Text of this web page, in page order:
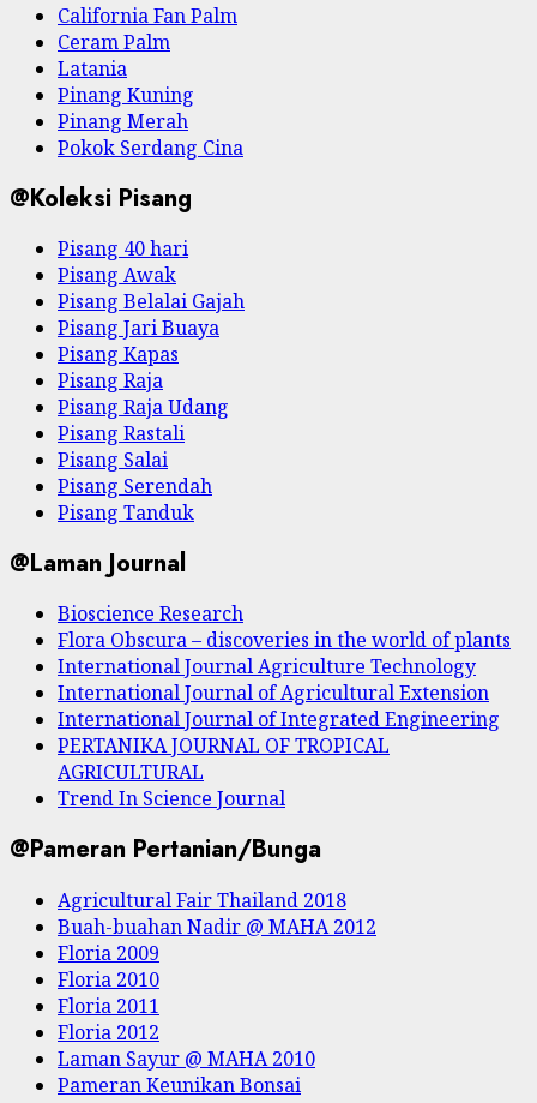
California Fan Palm
Ceram Palm
Latania
Pinang Kuning
Pinang Merah
Pokok Serdang Cina
@Koleksi Pisang
Pisang 40 hari
Pisang Awak
Pisang Belalai Gajah
Pisang Jari Buaya
Pisang Kapas
Pisang Raja
Pisang Raja Udang
Pisang Rastali
Pisang Salai
Pisang Serendah
Pisang Tanduk
@Laman Journal
Bioscience Research
Flora Obscura – discoveries in the world of plants
International Journal Agriculture Technology
International Journal of Agricultural Extension
International Journal of Integrated Engineering
PERTANIKA JOURNAL OF TROPICAL
AGRICULTURAL
Trend In Science Journal
@Pameran Pertanian/Bunga
Agricultural Fair Thailand 2018
Buah-buahan Nadir @ MAHA 2012
Floria 2009
Floria 2010
Floria 2011
Floria 2012
Laman Sayur @ MAHA 2010
Pameran Keunikan Bonsai